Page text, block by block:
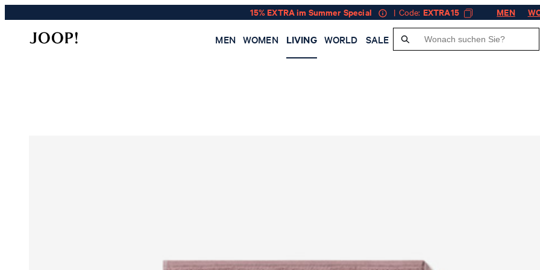
15% EXTRA im Summer Special | Code: EXTRA15 MEN
MEN WOMEN LIVING WORLD SALE